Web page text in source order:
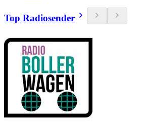
Top Radiosender